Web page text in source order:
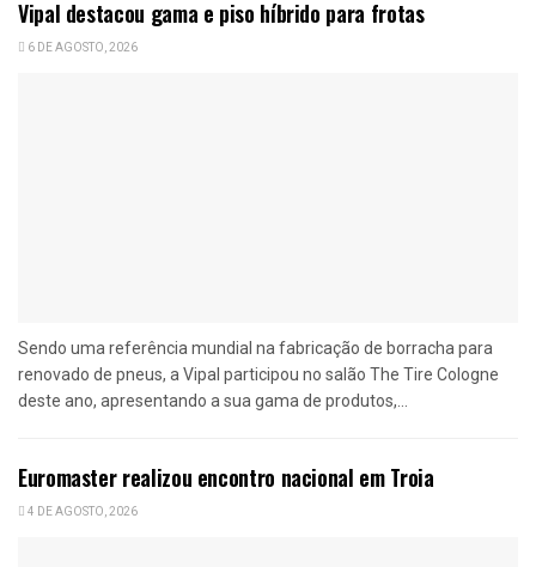
Vipal destacou gama e piso híbrido para frotas
6 DE AGOSTO, 2026
Sendo uma referência mundial na fabricação de borracha para
renovado de pneus, a Vipal participou no salão The Tire Cologne
deste ano, apresentando a sua gama de produtos,...
Euromaster realizou encontro nacional em Troia
4 DE AGOSTO, 2026